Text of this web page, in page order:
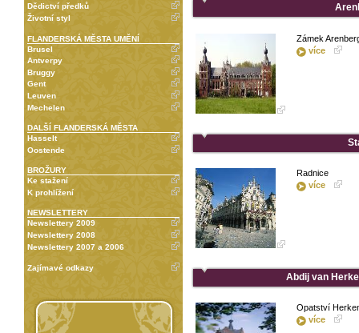
Dědictví předků
Životní styl
FLANDERSKÁ MĚSTA UMĚNÍ
Brusel
Antverpy
Bruggy
Gent
Leuven
Mechelen
DALŠÍ FLANDERSKÁ MĚSTA
Hasselt
Oostende
BROŽURY
Ke stažení
K prohlížení
NEWSLETTERY
Newslettery 2009
Newslettery 2008
Newslettery 2007 a 2006
Zajímavé odkazy
Zámek
více
Radnice
více
Abdij van
Opatství
více